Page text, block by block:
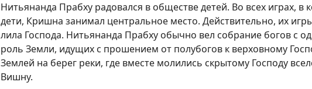
Нитьянанда Прабху радовался в обществе детей. Во всех играх, в
дети, Кришна занимал центральное место. Действительно, их
лила Господа. Нитьянанда Прабху обычно вел собрание богов с
роль Земли, идущих с прошением от полубогов к верховному
Землей на берег реки, где вместе молились скрытому Господу
Вишну.